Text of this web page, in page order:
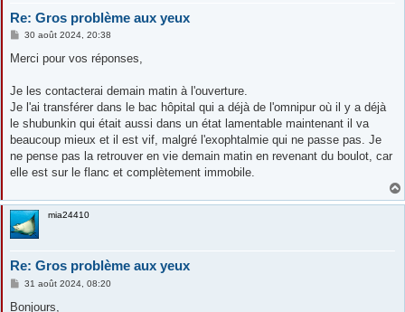
Re: Gros problème aux yeux
M
s
g
30 août 2024, 20:38
Merci pour vos réponses,
Je les contacterai demain matin à l'ouverture.
Je l'ai transférer dans le bac hôpital qui a déjà de l'omnipur où il y a déjà
le shubunkin qui était aussi dans un état lamentable maintenant il va
beaucoup mieux et il est vif, malgré l'exophtalmie qui ne passe pas. Je
ne pense pas la retrouver en vie demain matin en revenant du boulot, car
elle est sur le flanc et complètement immobile.
mia24410
Re: Gros problème aux yeux
M
s
31 août 2024, 08:20
Bonjours,